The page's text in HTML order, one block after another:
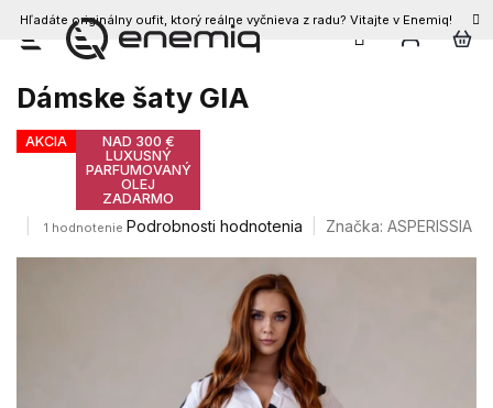
Prejsť
obsah
Hľadáte originálny oufit, ktorý reálne vyčnieva z radu? Vitajte v Enemiq!
Dámske šaty GIA
AKCIA
NAD 300 €
LUXUSNÝ
PARFUMOVANÝ
OLEJ
ZADARMO
Priemerné
1 hodnotenie Podrobnosti hodnotenia Značka: ASPERISSIA